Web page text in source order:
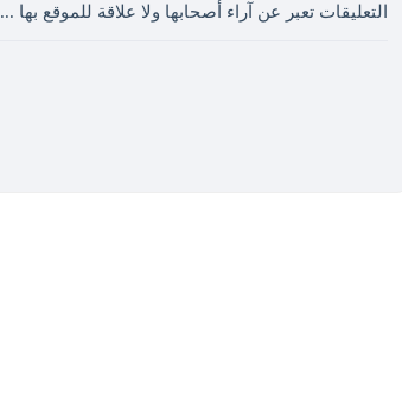
التعليقات تعبر عن آراء أصحابها ولا علاقة للموقع بها ...